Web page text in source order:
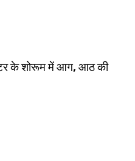
के शोरूम में आग, आठ की